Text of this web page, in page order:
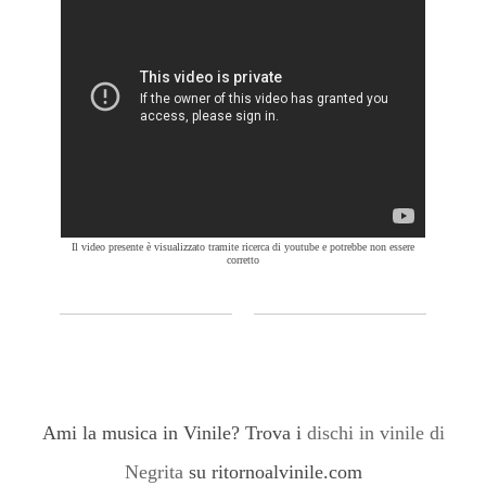
Il video presente è visualizzato tramite ricerca di youtube e potrebbe non essere
corretto
Ami la musica in Vinile? Trova i dischi in vinile di
Negrita su ritornoalvinile.com